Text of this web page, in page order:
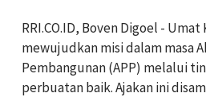
RRI.CO.ID, Boven Digoel -
mewujudkan misi dalam masa
Pembangunan (APP) melalui
perbuatan baik. Ajakan ini